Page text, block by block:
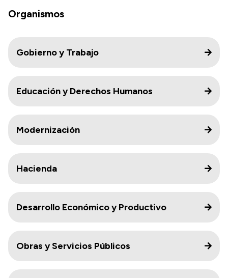
Organismos
Gobierno y Trabajo
Educación y Derechos Humanos
Modernización
Hacienda
Desarrollo Económico y Productivo
Obras y Servicios Públicos